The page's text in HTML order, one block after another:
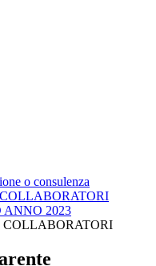
o consulenza
2023